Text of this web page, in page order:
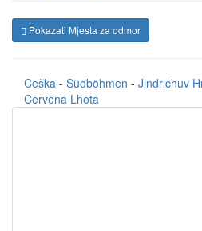
Pokazati Mjesta za odmor
Ceška - Südböhmen - Jindrichuv
Cervena Lhota